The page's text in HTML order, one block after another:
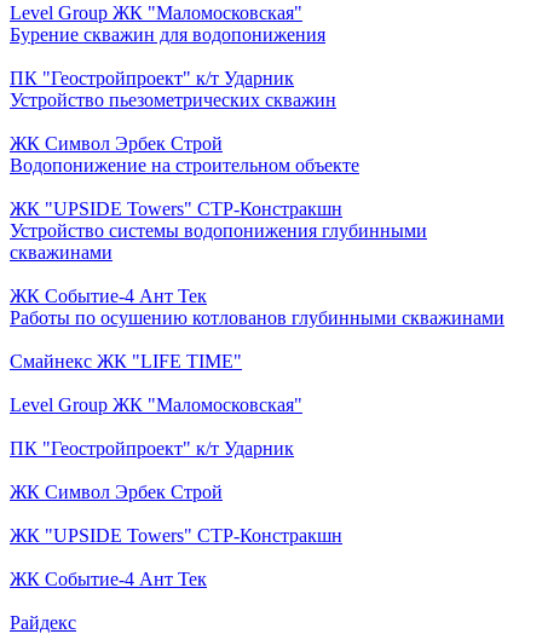
Level Group ЖК "Маломосковская"
Бурение скважин для водопонижения
ПК "Геостройпроект" к/т Ударник
Устройство пьезометрических скважин
ЖК Символ Эрбек Строй
Водопонижение на строительном объекте
ЖК "UPSIDE Towers" СТР-Констракшн
Устройство системы водопонижения глубинными
скважинами
ЖК Событие-4 Ант Тек
Работы по осушению котлованов глубинными скважинами
Смайнекс ЖК "LIFE TIME"
Level Group ЖК "Маломосковская"
ПК "Геостройпроект" к/т Ударник
ЖК Символ Эрбек Строй
ЖК "UPSIDE Towers" СТР-Констракшн
ЖК Событие-4 Ант Тек
Райдекс